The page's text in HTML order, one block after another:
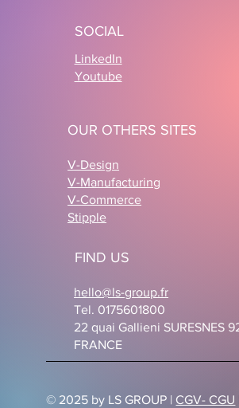
SOCIAL
LinkedIn
Youtube
OUR OTHERS SITES
V-Design
V-Manufacturing
V-Commerce
Stipple
FIND US
hello@ls-group.fr
Tel. 0175601800
22 quai Gallieni SURESNES
FRANCE
© 2025 by LS GROUP | CGV- CGU